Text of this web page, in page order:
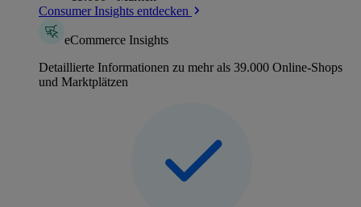
Consumer Insights entdecken
eCommerce Insights
Detaillierte Informationen zu mehr als 39.000 Online-Shops
und Marktplätzen